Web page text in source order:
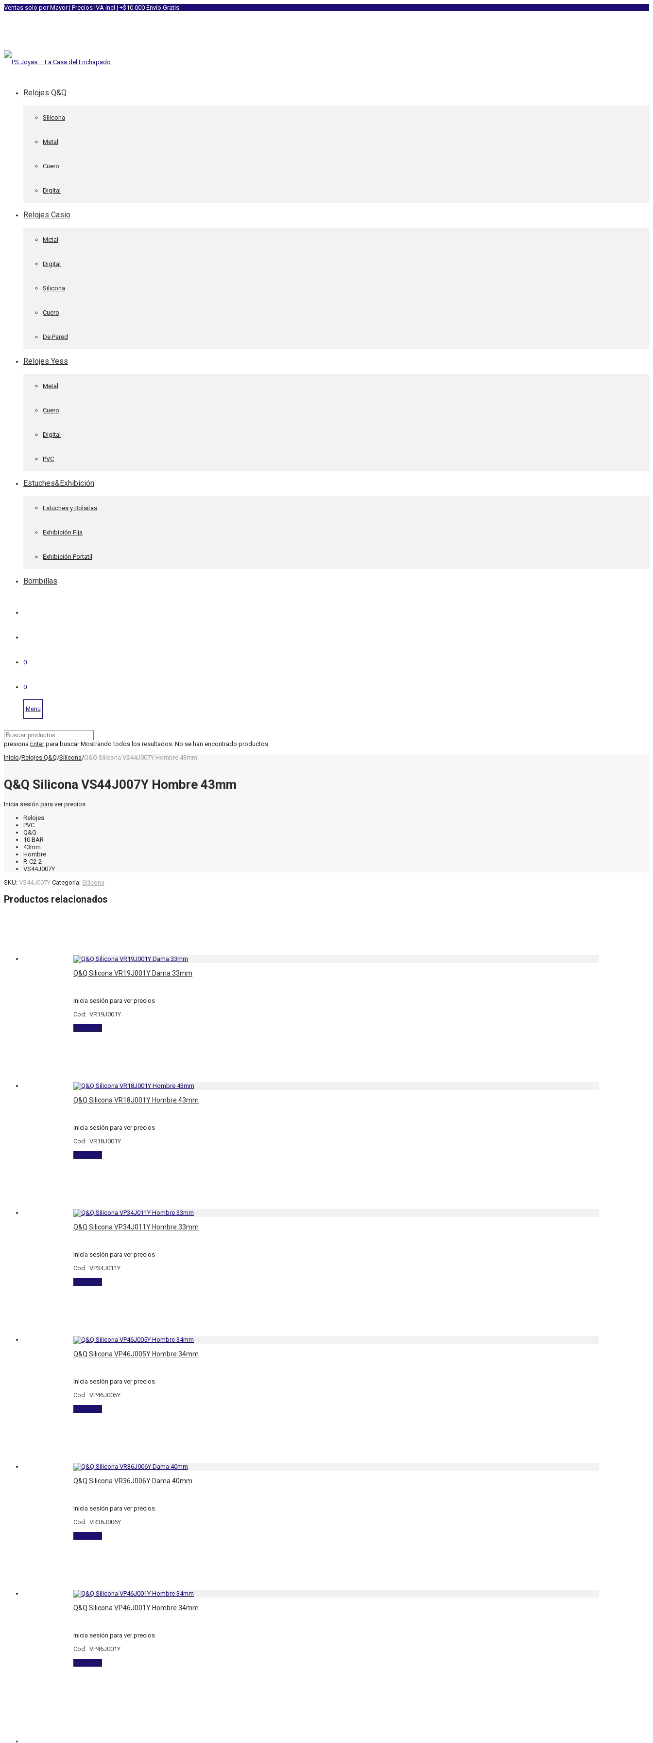
Ventas solo por Mayor | Precios IVA incl | +$10.000 Envío Gratis
Relojes Q&Q
Silicona
Metal
Cuero
Digital
Relojes Casio
Metal
Digital
Silicona
Cuero
De Pared
Relojes Yess
Metal
Cuero
Digital
PVC
Estuches&Exhibición
Estuches y Bolsitas
Exhibición Fija
Exhibición Portatil
Bombillas
0
0
Menu
presiona Enterpara buscar Mostrando todos los resultados: No se han encontrado productos.
Inicio/Relojes Q&Q/Silicona/Q&Q Silicona VS44J007Y Hombre 43mm
Q&Q Silicona VS44J007Y Hombre 43mm
Inicia sesión para ver precios
Relojes
PVC
Q&Q
10 BAR
43mm
Hombre
R-C2-2
VS44J007Y
SKU: VS44J007Y Categoría: Silicona
Productos relacionados
Q&Q Silicona VR19J001Y Dama 33mm
Inicia sesión para ver precios
Cod: VR19J001Y
Leer más
Q&Q Silicona VR18J001Y Hombre 43mm
Inicia sesión para ver precios
Cod: VR18J001Y
Leer más
Q&Q Silicona VP34J011Y Hombre 33mm
Inicia sesión para ver precios
Cod: VP34J011Y
Leer más
Q&Q Silicona VP46J005Y Hombre 34mm
Inicia sesión para ver precios
Cod: VP46J005Y
Leer más
Q&Q Silicona VR36J006Y Dama 40mm
Inicia sesión para ver precios
Cod: VR36J006Y
Leer más
Q&Q Silicona VP46J001Y Hombre 34mm
Inicia sesión para ver precios
Cod: VP46J001Y
Leer más